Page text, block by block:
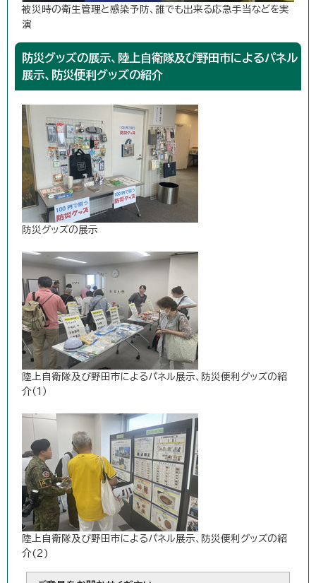
被災時の衛生管理と感染予防、誰でも出来る応急手当などを実
演
防災グッズの展示、陸上自衛隊及び野田市によるパネル
展示、防災便利グッズの紹介
防災グッズの展示
陸上自衛隊及び野田市によるパネル展示、防災便利グッズの紹
介（1）
陸上自衛隊及び野田市によるパネル展示、防災便利グッズの紹
介(2)